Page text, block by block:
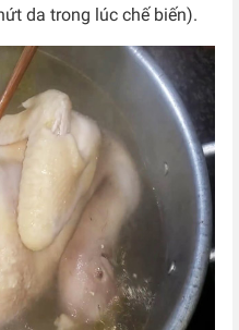
da trong lúc chế biến).